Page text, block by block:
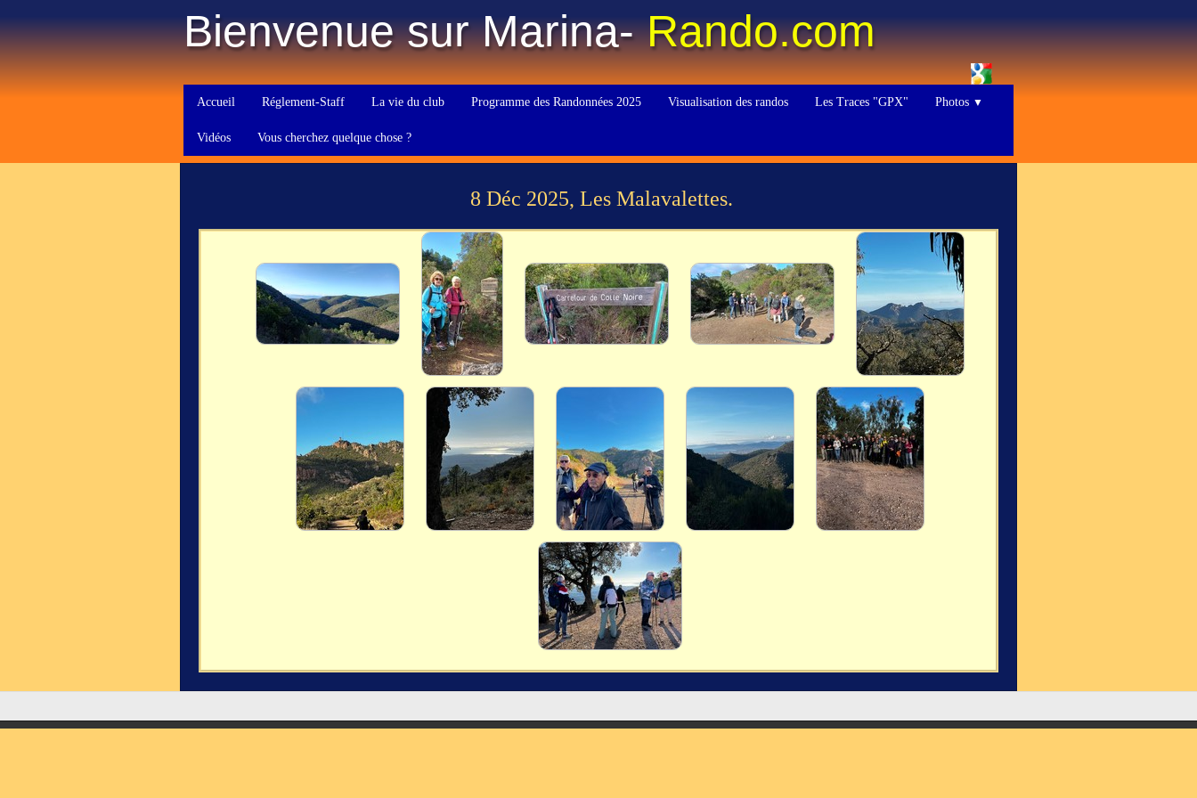
Bienvenue sur Marina-Rando.com
Accueil Réglement-Staff La vie du club Programme des Randonnées 2025 Visualisation des randos Les Traces "GPX" Photos ▼
Vidéos Vous cherchez quelque chose ?
8 Déc 2025, Les Malavalettes.